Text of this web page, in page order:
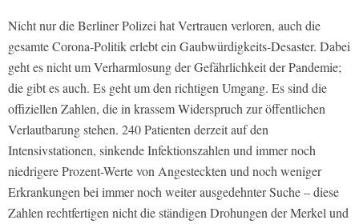
Nicht nur die Berliner Polizei hat Vertrauen verloren, auch die
gesamte Corona-Politik erlebt ein Gaubwürdigkeits-Desaster. Dabei
geht es nicht um Verharmlosung der Gefährlichkeit der Pandemie;
die gibt es auch. Es geht um den richtigen Umgang. Es sind die
offiziellen Zahlen, die in krassem Widerspruch zur öffentlichen
Verlautbarung stehen. 240 Patienten derzeit auf den
Intensivstationen, sinkende Infektionszahlen und immer noch
niedrigere Prozent-Werte von Angesteckten und noch weniger
Erkrankungen bei immer noch weiter ausgedehnter Suche – diese
Zahlen rechtfertigen nicht die ständigen Drohungen der Merkel und